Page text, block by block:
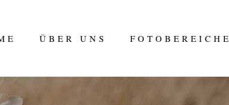
ÜBER UNS FOTOBEREICHE